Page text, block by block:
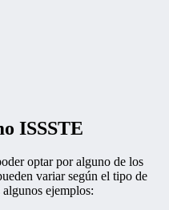
ISSSTE
optar por alguno de los
variar según el tipo de
ejemplos: